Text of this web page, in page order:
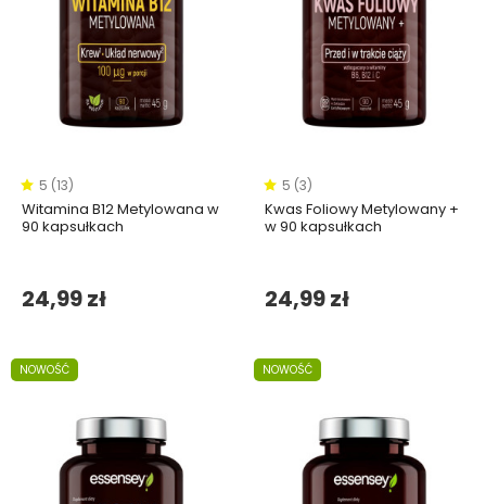
5 (13)
Witamina B12 Metylowana w
90 kapsułkach
24,99 zł
5 (3)
Kwas Foliowy Metylowany +
w 90 kapsułkach
24,99 zł
NOWOŚĆ NOWOŚĆ